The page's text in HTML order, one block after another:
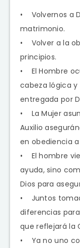
• Volvernos a
matrimonio.
• Volver a la
principios.
• El Hombre
cabeza lógica y
entregada por
• La Mujer
Auxilio
en obediencia a
• El hombre
ayuda, sino
Dios para
• Juntos
diferencias
que reflejará la
• Ya no uno